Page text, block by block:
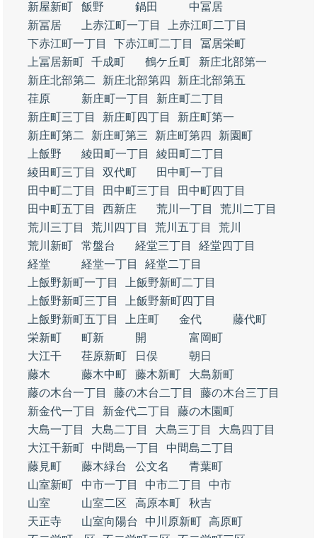
新屋新町
飯野 鍋田
中冨居
新冨居
上赤江町一丁目
上赤江町二丁目
下赤江町一丁目
下赤江町二丁目
冨居栄町
上冨居新町 千成町 鶴ケ丘町
新庄北部第一
新庄北部第二
新庄北部第四
新庄北部第五
荏原
新庄町一丁目
新庄町二丁目
新庄町三丁目
新庄町四丁目
新庄町第一
新庄町第二
新庄町第三 新庄町第四
新園町
上飯野
綾田町一丁目
綾田町二丁目
綾田町三丁目
双代町
田中町一丁目
田中町二丁目
田中町三丁目
田中町四丁目
田中町五丁目
西新庄 荒川一丁目
荒川二丁目
荒川三丁目
荒川四丁目 荒川五丁目
荒川
荒川新町
常盤台 経堂三丁目
経堂四丁目
経堂
経堂一丁目
経堂二丁目
上飯野新町一丁目
上飯野新町二丁目
上飯野新町三丁目
上飯野新町四丁目
上飯野新町五丁目
上庄町 金代
藤代町
栄新町
町新 開
富岡町
大江干
荏原新町 日俣
朝日
藤木
藤木中町 藤木新町
大島新町
藤の木台一丁目
藤の木台二丁目
藤の木台三丁目
新金代一丁目
新金代二丁目
藤の木園町
大島一丁目
大島二丁目 大島三丁目
大島四丁目
大江干新町
中間島一丁目
中間島二丁目
藤見町
藤木緑台 公文名
青葉町
山室新町
中市一丁目 中市二丁目
中市
山室
山室二区 高原本町
秋吉
天正寺
山室向陽台 中川原新町 高原町